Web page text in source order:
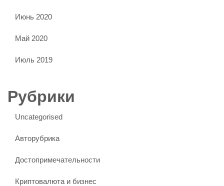
Июнь 2020
Май 2020
Июль 2019
Рубрики
Uncategorised
Авторубрика
Достопримечательности
Криптовалюта и бизнес